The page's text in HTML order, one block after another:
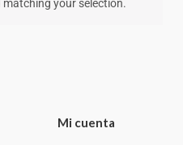
your selection.
Mi cuenta